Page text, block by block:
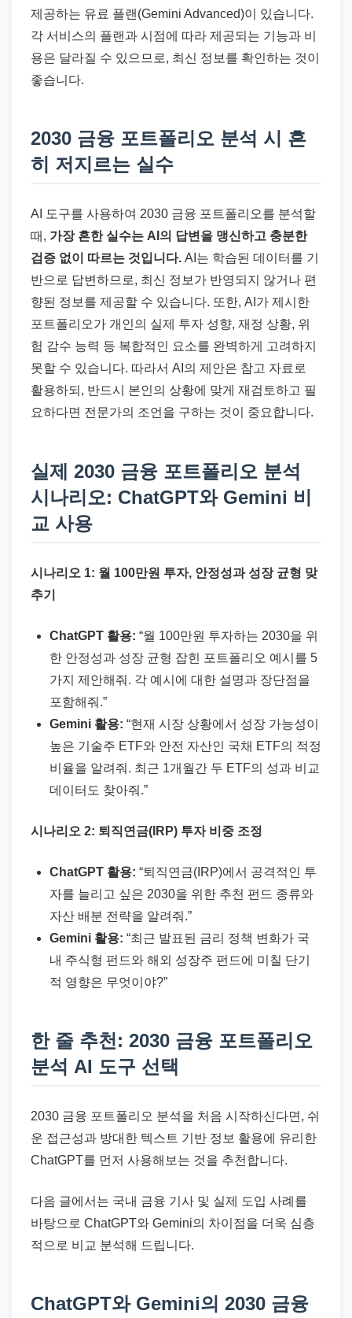
제공하는 유료 플랜(Gemini Advanced)이 있습니다.
각 서비스의 플랜과 시점에 따라 제공되는 기능과 비
용은 달라질 수 있으므로, 최신 정보를 확인하는 것이
좋습니다.
2030 금융 포트폴리오 분석 시 흔
히 저지르는 실수
AI 도구를 사용하여 2030 금융 포트폴리오를 분석할
때, 가장 흔한 실수는 AI의 답변을 맹신하고 충분한
검증 없이 따르는 것입니다. AI는 학습된 데이터를 기
반으로 답변하므로, 최신 정보가 반영되지 않거나 편
향된 정보를 제공할 수 있습니다. 또한, AI가 제시한
포트폴리오가 개인의 실제 투자 성향, 재정 상황, 위
험 감수 능력 등 복합적인 요소를 완벽하게 고려하지
못할 수 있습니다. 따라서 AI의 제안은 참고 자료로
활용하되, 반드시 본인의 상황에 맞게 재검토하고 필
요하다면 전문가의 조언을 구하는 것이 중요합니다.
실제 2030 금융 포트폴리오 분석
시나리오: ChatGPT와 Gemini 비
교 사용
시나리오 1: 월 100만원 투자, 안정성과 성장 균형 맞
추기
ChatGPT 활용: “월 100만원 투자하는 2030을 위
한 안정성과 성장 균형 잡힌 포트폴리오 예시를 5
가지 제안해줘. 각 예시에 대한 설명과 장단점을
포함해줘.”
Gemini 활용: “현재 시장 상황에서 성장 가능성이
높은 기술주 ETF와 안전 자산인 국채 ETF의 적정
비율을 알려줘. 최근 1개월간 두 ETF의 성과 비교
데이터도 찾아줘.”
시나리오 2: 퇴직연금(IRP) 투자 비중 조정
ChatGPT 활용: “퇴직연금(IRP)에서 공격적인 투
자를 늘리고 싶은 2030을 위한 추천 펀드 종류와
자산 배분 전략을 알려줘.”
Gemini 활용: “최근 발표된 금리 정책 변화가 국
내 주식형 펀드와 해외 성장주 펀드에 미칠 단기
적 영향은 무엇이야?”
한 줄 추천: 2030 금융 포트폴리오
분석 AI 도구 선택
2030 금융 포트폴리오 분석을 처음 시작하신다면, 쉬
운 접근성과 방대한 텍스트 기반 정보 활용에 유리한
ChatGPT를 먼저 사용해보는 것을 추천합니다.
다음 글에서는 국내 금융 기사 및 실제 도입 사례를
바탕으로 ChatGPT와 Gemini의 차이점을 더욱 심층
적으로 비교 분석해 드립니다.
ChatGPT와 Gemini의 2030 금융